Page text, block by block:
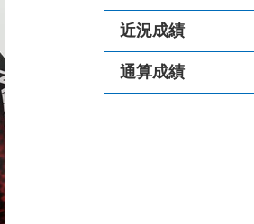
近況成績
通算成績